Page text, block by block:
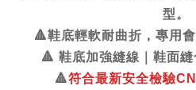
型。
🔺鞋底輕軟耐曲折，專用
🔺 鞋底加強縫線｜鞋面縫
🔺符合最新安全檢驗